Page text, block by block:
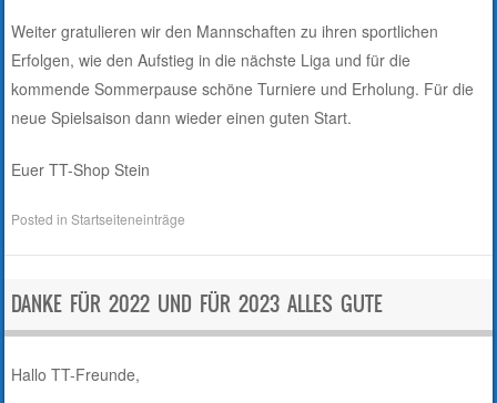
Weiter gratulieren wir den Mannschaften zu ihren sportlichen
Erfolgen, wie den Aufstieg in die nächste Liga und für die
kommende Sommerpause schöne Turniere und Erholung. Für die
neue Spielsaison dann wieder einen guten Start.
Euer TT-Shop Stein
Posted inStartseiteneinträge
DANKE FÜR 2022 UND FÜR 2023 ALLES GUTE
Hallo TT-Freunde,